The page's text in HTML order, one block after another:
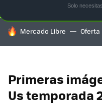
HOY SE HABLA DE
Mercado Libre Oferta
Primeras
Us temporada
Solo